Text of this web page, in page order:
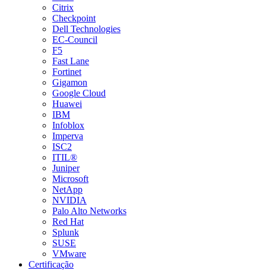
Citrix
Checkpoint
Dell Technologies
EC-Council
F5
Fast Lane
Fortinet
Gigamon
Google Cloud
Huawei
IBM
Infoblox
Imperva
ISC2
ITIL®
Juniper
Microsoft
NetApp
NVIDIA
Palo Alto Networks
Red Hat
Splunk
SUSE
VMware
Certificação